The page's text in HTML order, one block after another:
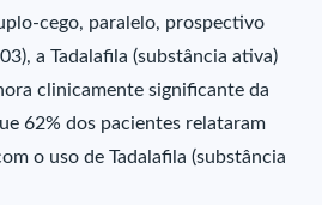
cego, paralelo, prospectivo
a Tadalafila (substância ativa)
clinicamente significante da
62% dos pacientes relataram
o uso de Tadalafila (substância